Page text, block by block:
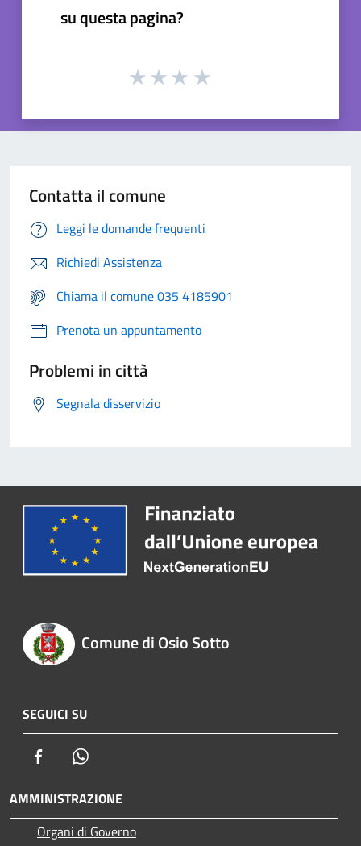
su questa pagina?
Contatta il comune
Leggi le domande frequenti
Richiedi Assistenza
Chiama il comune 035 4185901
Prenota un appuntamento
Problemi in città
Segnala disservizio
Comune di Osio Sotto
SEGUICI SU
Facebook
AMMINISTRAZIONE
Organi di Governo